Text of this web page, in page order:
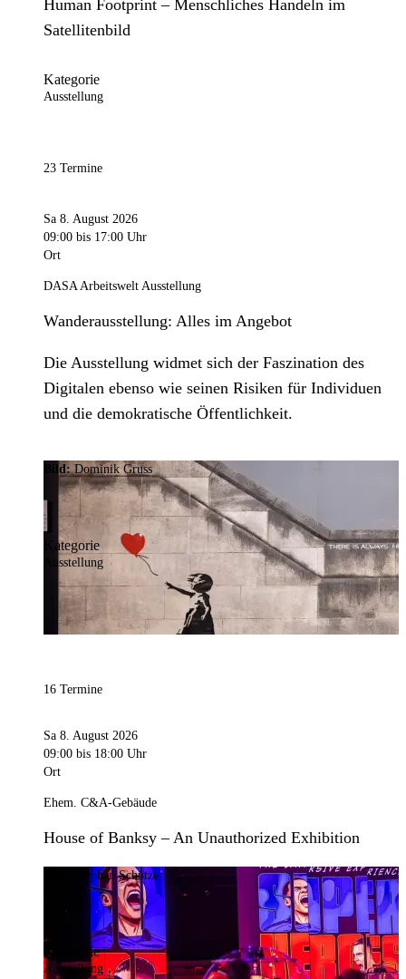
Human Footprint – Menschliches Handeln im
Satellitenbild
Kategorie
Ausstellung
23 Termine
Sa 8. August 2026
09:00 bis 17:00 Uhr
Ort
DASA Arbeitswelt Ausstellung
Wanderausstellung: Alles im Angebot
Die Ausstellung widmet sich der Faszination des
Digitalen ebenso wie seinen Risiken für Individuen
und die demokratische Öffentlichkeit.
Bild:Dominik Gruss
Kategorie
Ausstellung
16 Termine
Sa 8. August 2026
09:00 bis 18:00 Uhr
Ort
Ehem. C&A-Gebäude
House of Banksy – An Unauthorized Exhibition
Stephan Schütze
Kategorie
Ausstellung